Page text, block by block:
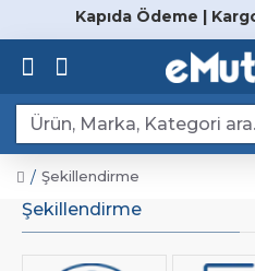
Kapıda Ödeme |
Şekillendirme
Şekillendirme